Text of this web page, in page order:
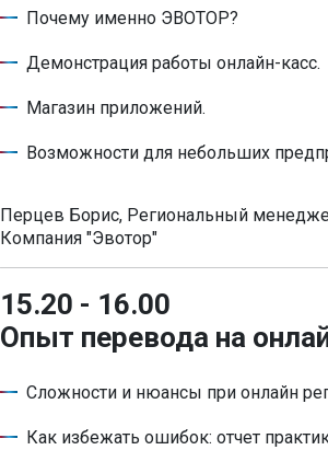
Почему именно ЭВОТОР?
Демонстрация работы онлайн-касс.
Магазин приложений.
Возможности для небольших
Перцев Борис, Региональный
Компания "Эвотор"
15.20 - 16.00
Опыт перевода на
Сложности и нюансы при онлайн
Как избежать ошибок: отчет